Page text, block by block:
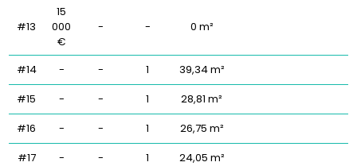
#13
15
000
€
- - 0 m²
#14 - - 1
39,34 m²
#15
- - 1
28,81 m²
#16
- - 1
26,75 m²
#17
- - 1
24,05 m²